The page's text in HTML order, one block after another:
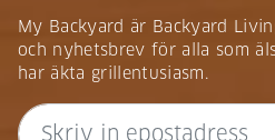
My Backyard är Backyard
och nyhetsbrev för alla som
har äkta grillentusiasm.